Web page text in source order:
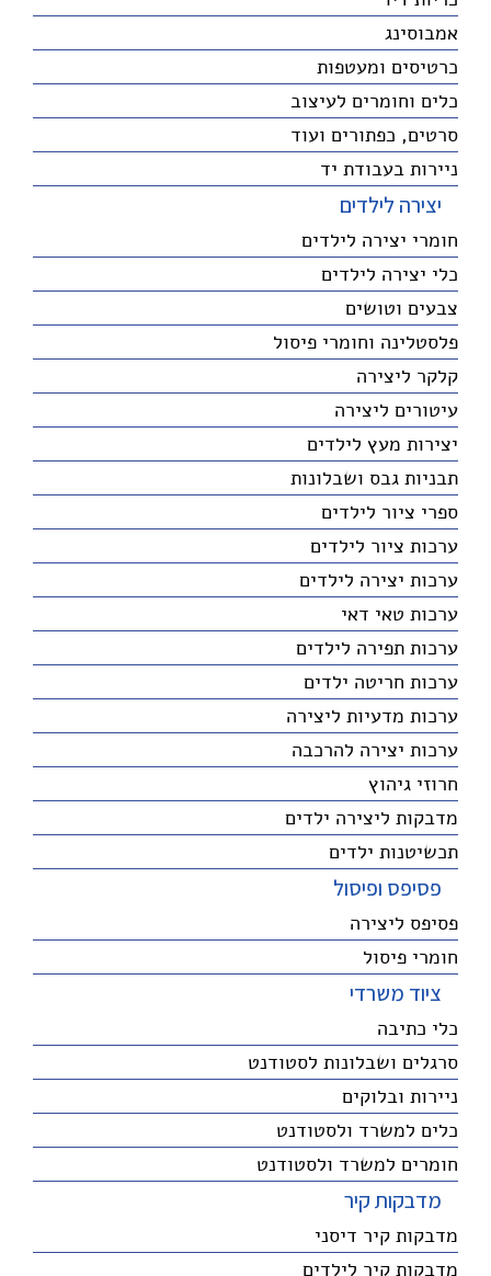
אמבוסינג
כרטיסים ומעטפות
כלים וחומרים לעיצוב
סרטים, כפתורים ועוד
ניירות בעבודת יד
יצירה לילדים
חומרי יצירה לילדים
כלי יצירה לילדים
צבעים וטושים
פלסטלינה וחומרי פיסול
קלקר ליצירה
עיטורים ליצירה
יצירות מעץ לילדים
תבניות גבס ושבלונות
ספרי ציור לילדים
ערכות ציור לילדים
ערכות יצירה לילדים
ערכות טאי דאי
ערכות תפירה לילדים
ערכות חריטה ילדים
ערכות מדעיות ליצירה
ערכות יצירה להרכבה
חרוזי גיהוץ
מדבקות ליצירה ילדים
תכשיטנות ילדים
פסיפס ופיסול
פסיפס ליצירה
חומרי פיסול
ציוד משרדי
כלי כתיבה
סרגלים ושבלונות לסטודנט
ניירות ובלוקים
כלים למשרד ולסטודנט
חומרים למשרד ולסטודנט
מדבקות קיר
מדבקות קיר דיסני
מדבקות קיר לילדים